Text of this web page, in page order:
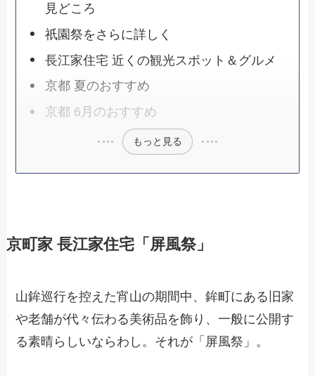
見どころ
祇園祭をさらに詳しく
長江家住宅 近くの観光スポット＆グルメ
京都 夏のおすすめ
京都 6月のおすすめ
もっと見る
京町家 長江家住宅「屏風祭」
山鉾巡行を控えた宵山の期間中、鉾町にある旧家
や老舗が代々伝わる美術品を飾り、一般に公開す
る素晴らしいならわし。それが「屏風祭」。